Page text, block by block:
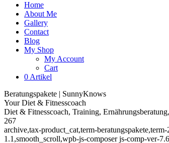
Home
About Me
Gallery
Contact
Blog
My Shop
My Account
Cart
0 Artikel
Beratungspakete | SunnyKnows
Your Diet & Fitnesscoach
Diet & Fitnesscoach, Training, Ernährungsberatung,
267
archive,tax-product_cat,term-
1.1,smooth_scroll,wpb-js-composer js-comp-ver-